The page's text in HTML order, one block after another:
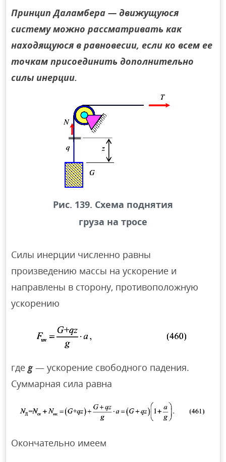
Принцип Даламбера — движущуюся
систему можно рассматривать как
находящуюся в равновесии, если ко всем ее
точкам присоединить дополнительно
силы инерции.
Рис. 139. Схема поднятия
груза на тросе
Силы инерции численно равны
произведению массы на ускорение и
направлены в сторону, противоположную
ускорению
где g— ускорение свободного падения.
Суммарная сила равна
Окончательно имеем